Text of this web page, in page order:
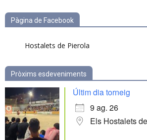
Pàgina de Facebook
Hostalets de Pierola
Pròxims esdeveniments
Últim dia torneig
9 ag. 26
Els Hostalets